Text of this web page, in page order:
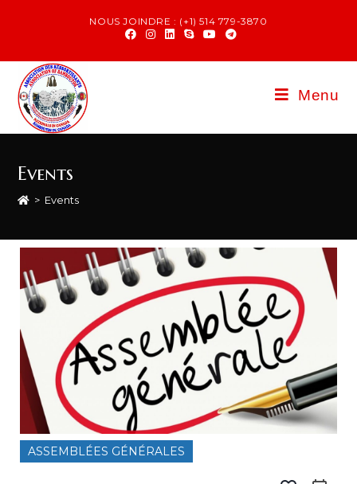
NOUS JOINDRE : (+1) 514 779-3870
Menu
Events
> Events
ASSEMBLÉES GÉNÉRALES